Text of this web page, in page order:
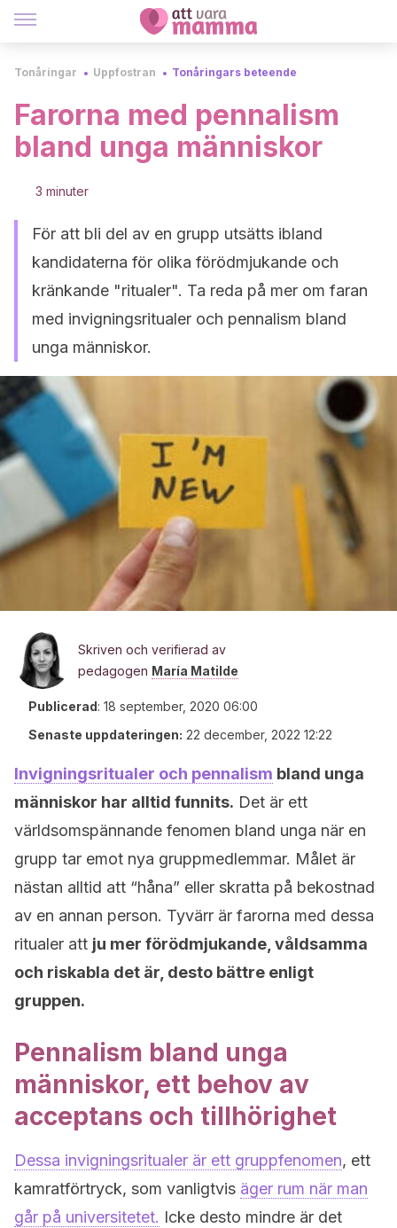
Tonåringar Uppfostran Tonåringars beteende
Farorna med pennalism
bland unga människor
3 minuter
För att bli del av en grupp utsätts ibland
kandidaterna för olika förödmjukande och
kränkande "ritualer". Ta reda på mer om faran
med invigningsritualer och pennalism bland
unga människor.
Skriven och verifierad av
pedagogen María Matilde
Publicerad: 18 september, 2020 06:00
Senaste uppdateringen: 22 december, 2022 12:22
Invigningsritualer och pennalism bland unga
människor har alltid funnits. Det är ett
världsomspännande fenomen bland unga när en
grupp tar emot nya gruppmedlemmar. Målet är
nästan alltid att “håna” eller skratta på bekostnad
av en annan person. Tyvärr är farorna med dessa
ritualer att ju mer förödmjukande, våldsamma
och riskabla det är, desto bättre enligt
gruppen.
Pennalism bland unga
människor, ett behov av
acceptans och tillhörighet
Dessa invigningsritualer är ett gruppfenomen, ett
kamratförtryck, som vanligtvis äger rum när man
går på universitetet. Icke desto mindre är det